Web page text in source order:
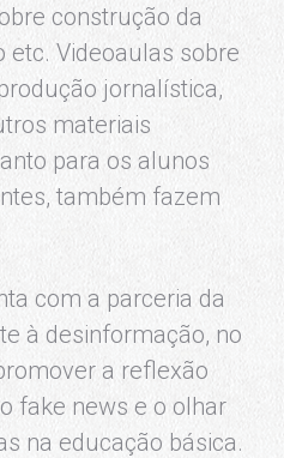
construção da
etc. Videoaulas sobre
jornalística,
materiais
para os alunos
também fazem
com a parceria da
à desinformação, no
a reflexão
fake news e o olhar
na educação básica.